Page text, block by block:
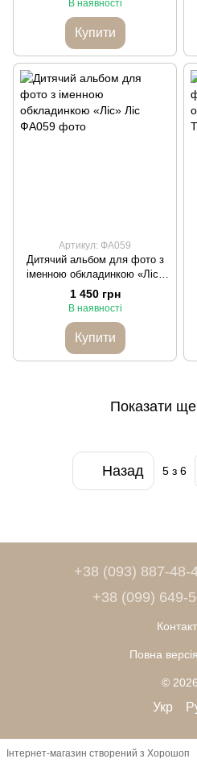
В наявності
Купити
Артикул: ФА059
Дитячий альбом для фото з
іменною обкладинкою «Ліс»
Ліс
1 450 грн
В наявності
Купити
Показати
Назад 5з 6
+38 (093) 887-
+38 (099) 649-
Повна
© 2026
Укр
Інтернет-магазин створений з Хорошоп